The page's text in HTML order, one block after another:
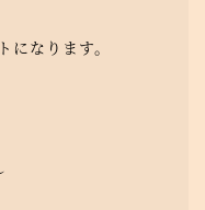
なります。